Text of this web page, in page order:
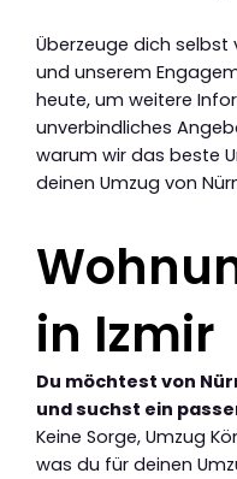
Überzeuge dich
und unserem
heute, um weitere
unverbindliches
warum wir das beste
deinen Umzug von
in Izmir
Du möchtest von
und suchst ein
Keine Sorge, Umzug
was du für deinen